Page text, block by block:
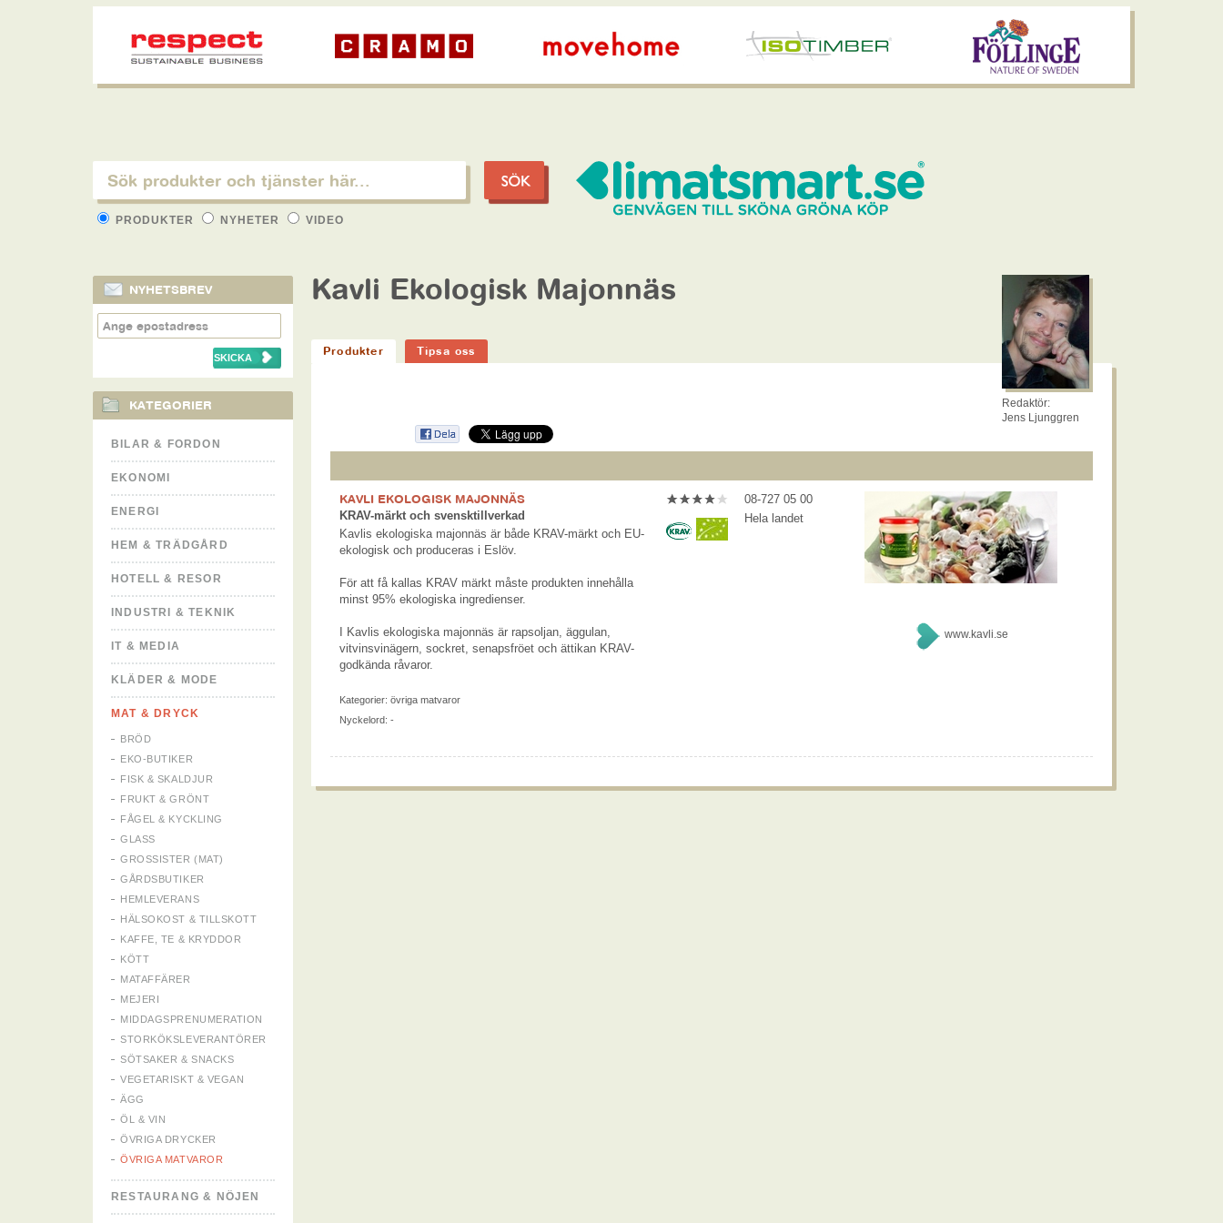
PRODUKTER NYHETER VIDEO
NYHETSBREV
KATEGORIER
BILAR & FORDON
EKONOMI
ENERGI
HEM & TRÄDGÅRD
HOTELL & RESOR
INDUSTRI & TEKNIK
IT & MEDIA
KLÄDER & MODE
MAT & DRYCK
BRÖD
EKO-BUTIKER
FISK & SKALDJUR
FRUKT & GRÖNT
FÅGEL & KYCKLING
GLASS
GROSSISTER (MAT)
GÅRDSBUTIKER
HEMLEVERANS
HÄLSOKOST & TILLSKOTT
KAFFE, TE & KRYDDOR
KÖTT
MATAFFÄRER
MEJERI
MIDDAGSPRENUMERATION
STORKÖKSLEVERANTÖRER
SÖTSAKER & SNACKS
VEGETARISKT & VEGAN
ÄGG
ÖL & VIN
ÖVRIGA DRYCKER
ÖVRIGA MATVAROR
RESTAURANG & NÖJEN
Kavli Ekologisk Majonnäs
Produkter Tipsa oss
Redaktör:
Jens Ljunggren
KAVLI EKOLOGISK MAJONNÄS
KRAV-märkt och svensktillverkad
Kavlis ekologiska majonnäs är både KRAV-märkt och EU-
ekologisk och produceras i Eslöv.
För att få kallas KRAV märkt måste produkten innehålla
minst 95% ekologiska ingredienser.
I Kavlis ekologiska majonnäs är rapsoljan, äggulan,
vitvinsvinägern, sockret, senapsfröet och ättikan KRAV-
godkända råvaror.
08-727 05 00
Hela landet
www.kavli.se
Kategorier: övriga matvaror
Nyckelord: -